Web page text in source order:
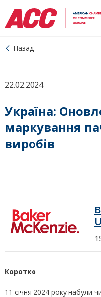
Назад
22.02.2024
Україна:
маркування
виробів
Коротко
11 січня 2024 року набули